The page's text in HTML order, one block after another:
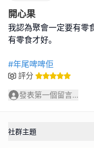
開心果
我認為聚會一定要有零
有零食才好｡
#年尾啤啤佢
評分
發表第一個留言...
社群主題